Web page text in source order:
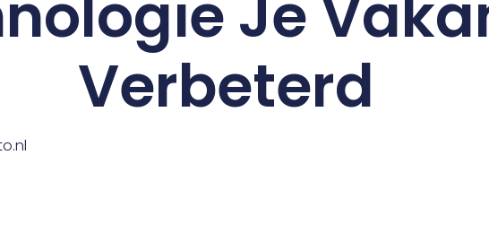
Je
Verbeterd